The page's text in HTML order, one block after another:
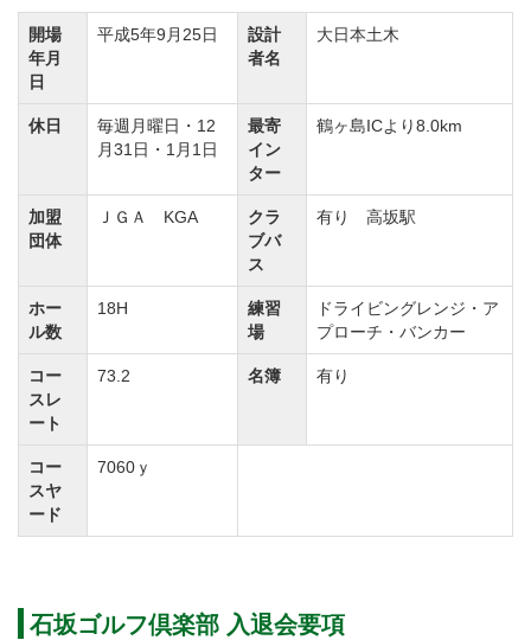
込）→【改定後】59,400円（税込）
◆周辺ゴルフ場
「高坂カントリークラブ」「鳩山カントリークラブ」
「武蔵松山カントリークラブ」
ブ」「日本カントリークラブ」
◆交通機関
・自動車をご利用の場合
関越自動車道「鶴ヶ島ＩＣ」より約８km。
・電車利用をご利用の場合
東武東上線「高坂駅」下車。高坂駅西口よりクラブバ
スご利用できます。
石坂ゴルフ倶楽部のゴルフラウンドレポートがござい
ご参考に是非ご覧ください。
開場
年月
日
平成5年9月25日
設計
者名
大日本土木
休日
毎週月曜日・12
月31日・1月1日
最寄
イン
ター
鶴ヶ島ICより8.0km
加盟
団体
ＪＧＡ KGA
クラ
ブバ
ス
有り 高坂駅
ホー
ル数
18H
練習
場
ドライビングレンジ・ア
プローチ・バンカー
コー
スレ
ート
73.2 名簿 有り
コー
スヤ
ード
7060ｙ
石坂ゴルフ倶楽部 入退会要項